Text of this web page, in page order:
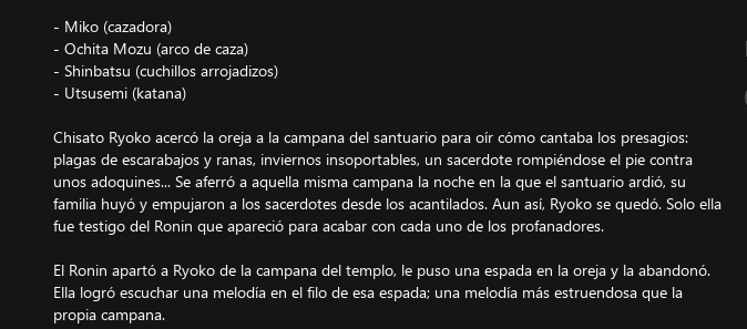
- Miko (cazadora)
- Ochita Mozu (arco de caza)
- Shinbatsu (cuchillos arrojadizos)
- Utsusemi (katana)
Chisato Ryoko acercó la oreja a la campana del santuario para oír cómo cantaba los presagios:
plagas de escarabajos y ranas, inviernos insoportables, un sacerdote rompiéndose el pie contra
unos adoquines... Se aferró a aquella misma campana la noche en la que el santuario ardió, su
familia huyó y empujaron a los sacerdotes desde los acantilados. Aun así, Ryoko se quedó. Solo ella
fue testigo del Ronin que apareció para acabar con cada uno de los profanadores.
El Ronin apartó a Ryoko de la campana del templo, le puso una espada en la oreja y la abandonó.
Ella logró escuchar una melodía en el filo de esa espada; una melodía más estruendosa que la
propia campana.